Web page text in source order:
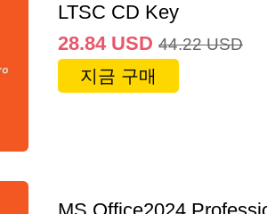
LTSC CD Key
28.84 USD 44.22 USD
지금 구매